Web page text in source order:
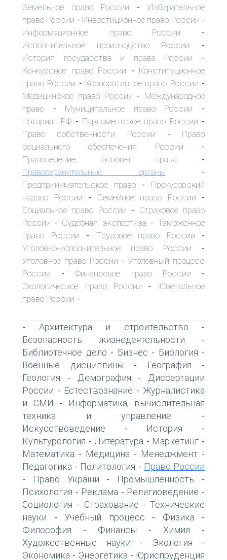
Земельное право России - Избирательное
право России - Инвестиционное право России -
Информационное право России -
Исполнительное производство России -
История государства и права России -
Конкурсное право России - Конституционное
право России - Корпоративное право России -
Медицинское право России - Международное
право - Муниципальное право России -
Нотариат РФ - Парламентское право России -
Право собственности России - Право
социального обеспечения России -
Правоведение, основы права -
Правоохранительные органы -
Предпринимательское право - Прокурорский
надзор России - Семейное право России -
Социальное право России - Страховое право
России - Судебная экспертиза - Таможенное
право России - Трудовое право России -
Уголовно-исполнительное право России -
Уголовное право России - Уголовный процесс
России - Финансовое право России -
Экологическое право России -
Ювенальное
право России -
- Архитектура и строительство -
Безопасность жизнедеятельности -
Библиотечное дело - Бизнес - Биология -
Военные дисциплины - География -
Геология - Демография -
Диссертации
России - Естествознание - Журналистика
и СМИ -
Информатика, вычислительная
техника и управление -
Искусствоведение - История -
Культурология - Литература - Маркетинг -
Математика - Медицина - Менеджмент -
Педагогика - Политология - Право России
- Право України - Промышленность -
Психология - Реклама - Религиоведение -
Социология - Страхование - Технические
науки - Учебный процесс - Физика -
Философия - Финансы - Химия -
Художественные науки - Экология -
Экономика - Энергетика - Юриспруденция